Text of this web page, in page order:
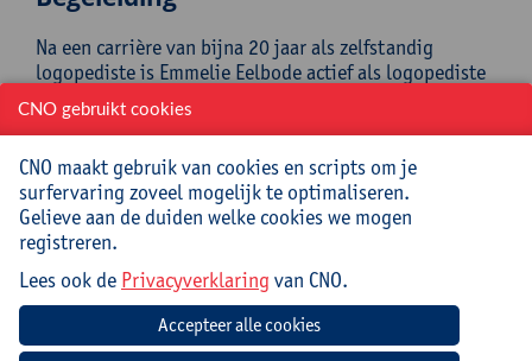
Na een carrière van bijna 20 jaar als zelfstandig
logopediste is Emmelie Eelbode actief als logopediste
en leerkracht in het buitengewoon onderwijs.
Daarnaast heeft ze een eigen webshop met taal- en
leerkracht deelt ze graag tips om spellen creatief en
zinvol in te zetten.
Praktisch
26/LAG/202A
CNO gebruikt cookies
CNO maakt gebruik van cookies en scripts om je
surfervaring zoveel mogelijk te optimaliseren.
Gelieve aan de duiden welke cookies we mogen
registreren.
Lees ook de Privacyverklaring van CNO.